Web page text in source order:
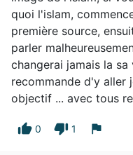
quoi l'islam,
première source,
parler
changerai jamais la
recommande d'y aller
objectif ... avec tous
thumb_up 0 thumb_down 1 flag